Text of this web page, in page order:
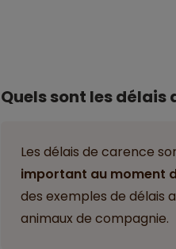
Quels sont les délais
Les délais de carence
important au moment
des exemples de délais
animaux de compagnie.